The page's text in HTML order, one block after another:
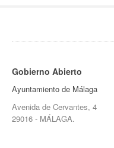
Gobierno Abierto
Ayuntamiento de Málaga
Avenida de Cervantes, 4
29016 - MÁLAGA.